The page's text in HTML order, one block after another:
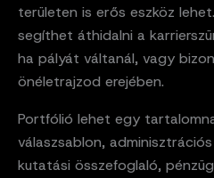
területen is erős eszköz
segíthet áthidalni a
ha pályát váltanál, vagy
önéletrajzod erejében.
Portfólió lehet egy
válaszsablon,
kutatási összefoglaló,